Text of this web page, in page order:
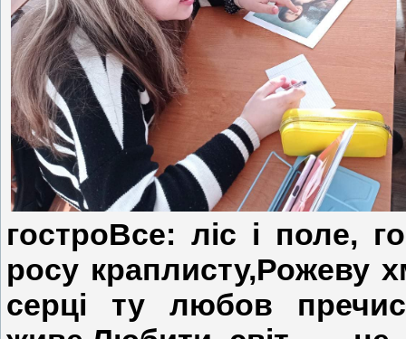
гостроВсе: ліс і поле,
росу краплисту,Рожеву
серці ту любов